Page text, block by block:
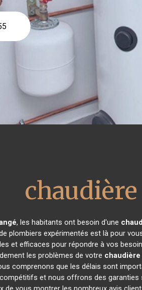
, les habitants ont besoin d'une
plombiers expérimentés est là pour
et efficaces pour répondre à vos
les problèmes de votre
comprenons que les délais sont
et nous offrons des garanties